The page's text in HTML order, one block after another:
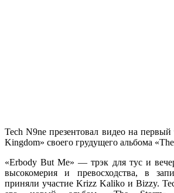
Tech N9ne презентовал видео на первый
Kingdom» своего грудущего альбома
«Erbody But Me» — трэк для тус и
высокомерия и превосходства, в
приняли участие Krizz Kaliko и Bizzy.